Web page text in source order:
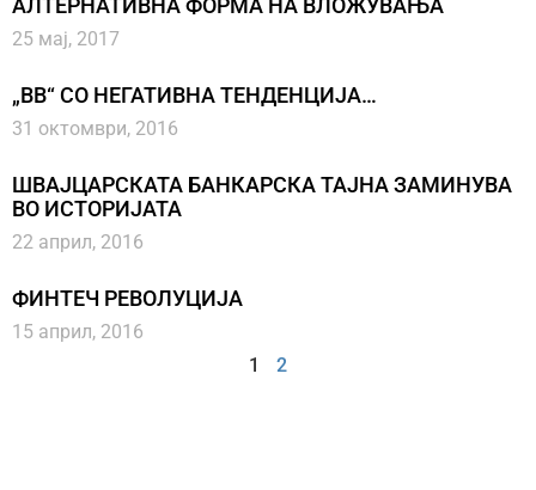
АЛТЕРНАТИВНА ФОРМА НА ВЛОЖУВАЊА
25 мај, 2017
„BB“ СО НЕГАТИВНА ТЕНДЕНЦИЈА…
31 октомври, 2016
ШВАЈЦАРСКАТА БАНКАРСКА ТАЈНА ЗАМИНУВА
ВО ИСТОРИЈАТА
22 април, 2016
ФИНТЕЧ РЕВОЛУЦИЈА
15 април, 2016
1
2